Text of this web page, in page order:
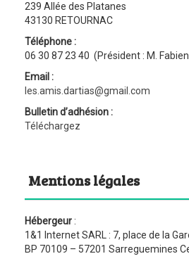
239 Allée des Platanes
43130 RETOURNAC
Téléphone :
06 30 87 23 40 (Président : M.
Email :
les.amis.dartias@gmail.com
Bulletin d’adhésion :
Téléchargez
Mentions légales
Hébergeur :
1&1 Internet SARL : 7, place de la
BP 70109 – 57201 Sarreguemines